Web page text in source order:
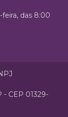
das 8:00
- CEP 01329-